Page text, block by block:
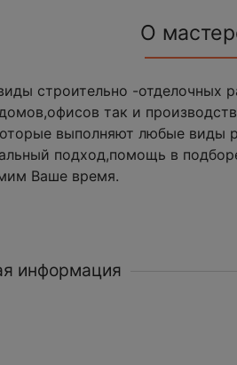
О
строительно -отделочных
так и
выполняют любые виды
подход,помощь в
Ваше время.
информация